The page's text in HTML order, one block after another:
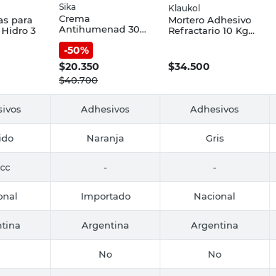
para
Hidro 3
Sika
Crema
Antihumenad 300
Ml Sika
-50%
$20.350
$40.700
Klaukol
Mortero Adhesivo
Refractario 10 Kg
$34.500
Adhesivos Adhesivos
Naranja Gris
- -
Importado Nacional
Argentina Argentina
No No